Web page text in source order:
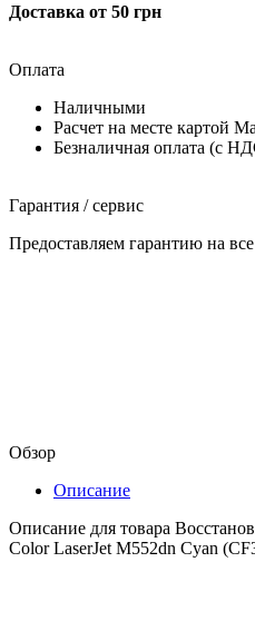
Доставка от 50 грн
Оплата
Наличными
Расчет на месте картой
Безналичная оплата (с
Гарантия / сервис
Предоставляем гарантию на
Обзор
Описание
Описание для товара
Color LaserJet M552dn Cyan